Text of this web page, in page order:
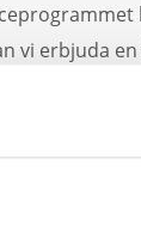
vi erbjuda
alla
om EV-